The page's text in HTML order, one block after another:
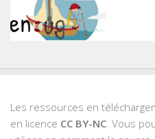
Les ressources en
en licence CC BY-NC . Vous